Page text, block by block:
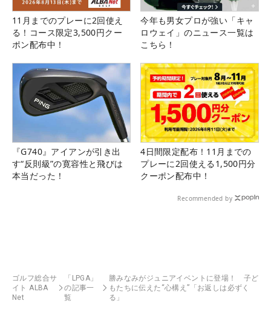
11月までのプレーに2回使え
る！コース限定3,500円クー
ポン配布中！
今年も男女プロが強い「キャ
ロウェイ」のニュース一覧は
こちら！
『G740』アイアンが引き出
す“反則級”の寛容性と飛びは
本当だった！
4日間限定配布！11月までの
プレーに2回使える1,500円分
クーポン配布中！
Recommended by
ゴルフ総合サ
イト ALBA
Net
「LPGA」
の記事一
覧
勝みなみがジュニアイベントに登場！ 子ど
もたちに伝えた“心構え”「お返しは必ずく
る」